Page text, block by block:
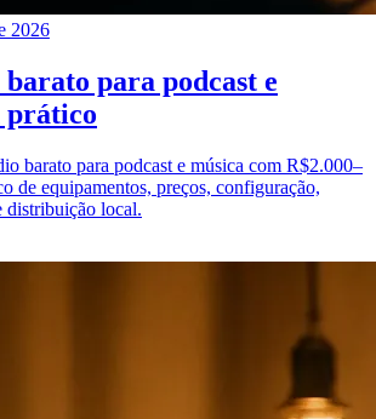
2026
para podcast e
prático
barato para podcast e música com R$2.000–
de equipamentos, preços, configuração,
distribuição local.